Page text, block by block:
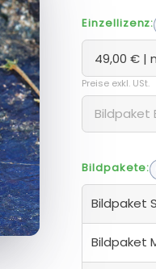
Einzellizenz:
Preise exkl. USt.
Bildpakete:
Bildpaket S
Bildpaket